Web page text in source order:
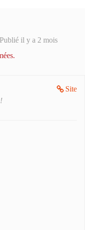
Publié il y a 2 mois
Site